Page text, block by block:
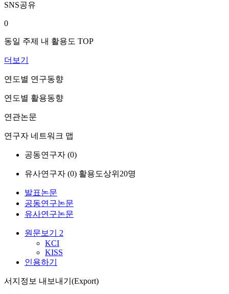
SNS공유
0
동일 주제 내 활용도 TOP
더보기
연도별 연구동향
연도별 활용동향
연관논문
연구자 네트워크 맵
공동연구자 (0)
유사연구자 (0) 활용도상위20명
발표논문
공동연구논문
유사연구논문
원문보기 2
KCI
KISS
인용하기
서지정보 내보내기(Export)